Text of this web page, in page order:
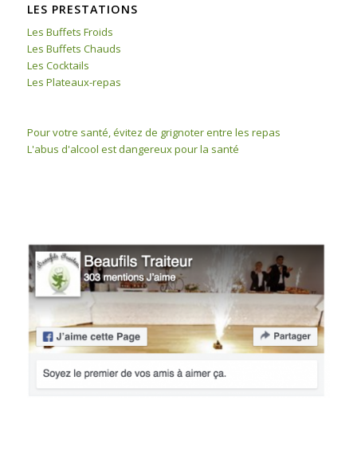
LES PRESTATIONS
Les Buffets Froids
Les Buffets Chauds
Les Cocktails
Les Plateaux-repas
Pour votre santé, évitez de grignoter entre les repas
L'abus d'alcool est dangereux pour la santé